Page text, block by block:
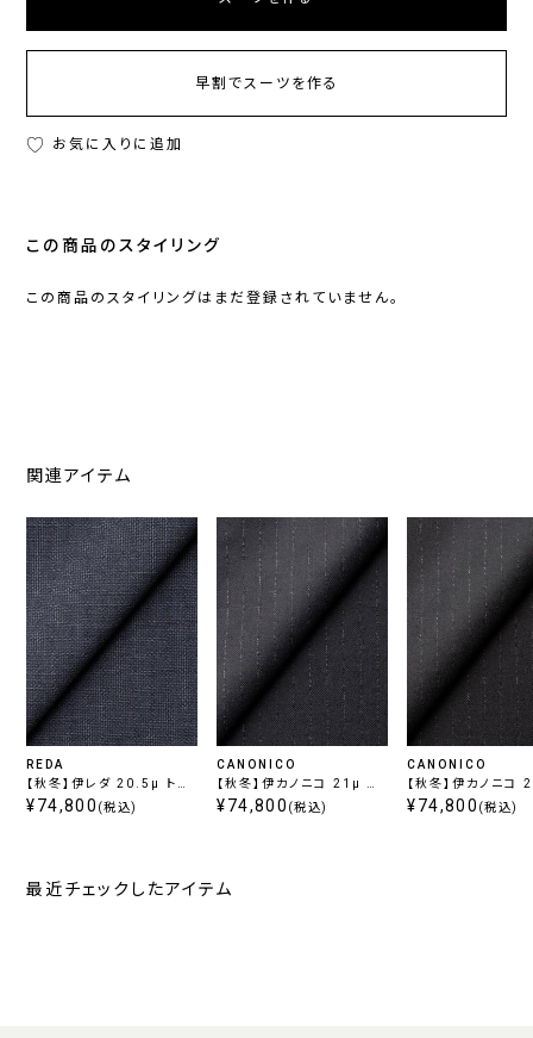
早割でスーツを作る
お気に入りに追加
この商品のスタイリング
この商品のスタイリングはまだ登録されていません。
関連アイテム
REDA
【秋冬】伊レダ 20.5μ トロ
ピカル ブルー
¥74,800 (税込)
CANONICO
【秋冬】伊カノニコ 21μ サ
キソニー ストライプ ブルー
¥74,800 (税込)
CANONICO
【秋冬】伊カノニコ
キソニー ストライプ
¥74,800 (税込)
最近チェックしたアイテム